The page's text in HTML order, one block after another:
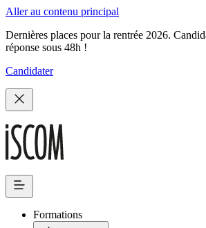
Aller au contenu principal
Dernières places pour la rentrée 2026.
réponse sous 48h !
Candidater
Formations